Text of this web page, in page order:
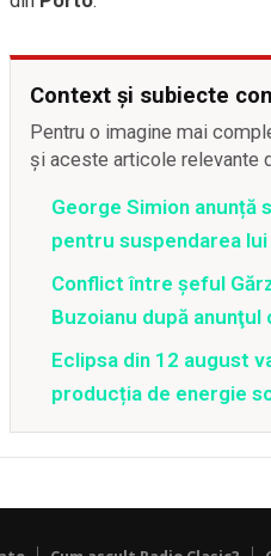
Context și subiecte
Pentru o imagine mai
și aceste articole relevante
George Simion anunță
pentru suspendarea
Conflict între şeful
Buzoianu după
Eclipsa din 12 august
producția de energie